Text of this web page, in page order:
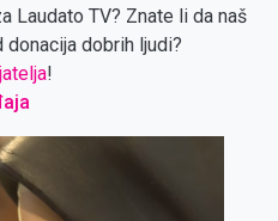
Laudato TV? Znate li da naš
dobrih ljudi?
!